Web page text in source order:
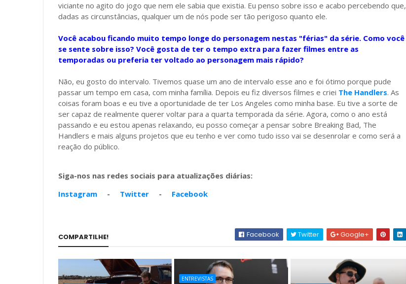
viciante no agito do jogo que nem ele sabia que existia. Eu penso sobre isso e acabo percebendo que,
dadas as circunstâncias, qualquer um de nós pode ser tão perigoso quanto ele.
Você acabou ficando muito tempo longe do personagem nestas "férias" da série. Como você
se sente sobre isso? Você gosta de ter o tempo extra para fazer filmes entre as
temporadas ou preferia ter voltado ao personagem mais rápido?
Não, eu gosto do intervalo. Tivemos quase um ano de intervalo esse ano e foi ótimo porque pude
passar um tempo em casa, com minha família. Depois eu fiz diversos filmes e criei The Handlers. As
coisas foram boas e eu tive a oportunidade de ter Los Angeles como minha base. Eu tive a sorte de
ser capaz de realmente querer voltar para a quarta temporada da série. Agora, como o ano está
passando e eu estou apenas relaxando, eu posso começar a pensar sobre Breaking Bad, The
Handlers e mais alguns projetos que eu tenho e ver como tudo isso vai se desenrolar e como será a
reação do público.
Siga-nos nas redes sociais para atualizações diárias:
Instagram - Twitter - Facebook
COMPARTILHE! Facebook Twitter Google+
ENTREVISTAS